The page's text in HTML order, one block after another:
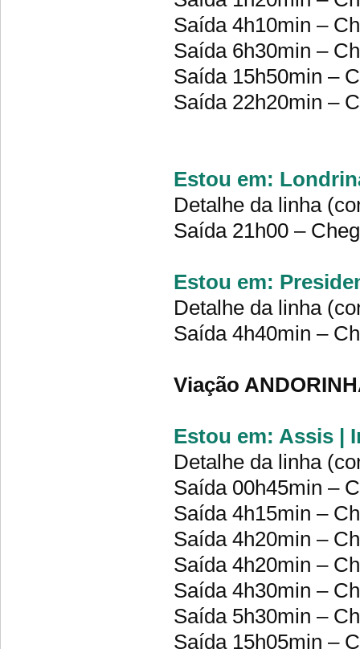
Saída 4h10min –
Saída 6h30min –
Saída 15h50min –
Saída 22h20min –
Estou em:
Detalhe da linha
Saída 21h00 –
Estou em:
Detalhe da linha
Saída 4h40min –
Viação
Estou em: Assis |
Detalhe da linha
Saída 00h45min –
Saída 4h15min –
Saída 4h20min –
Saída 4h20min –
Saída 4h30min –
Saída 5h30min –
Saída 15h05min –